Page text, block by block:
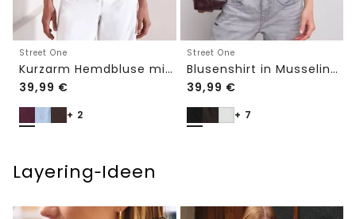
Street One
Kurzarm Hemdbluse mit Turn-Up-Details
39,99 €
+ 2
Street One
Blusenshirt in Musselin-Qualität
39,99 €
+ 7
Layering‑Ideen